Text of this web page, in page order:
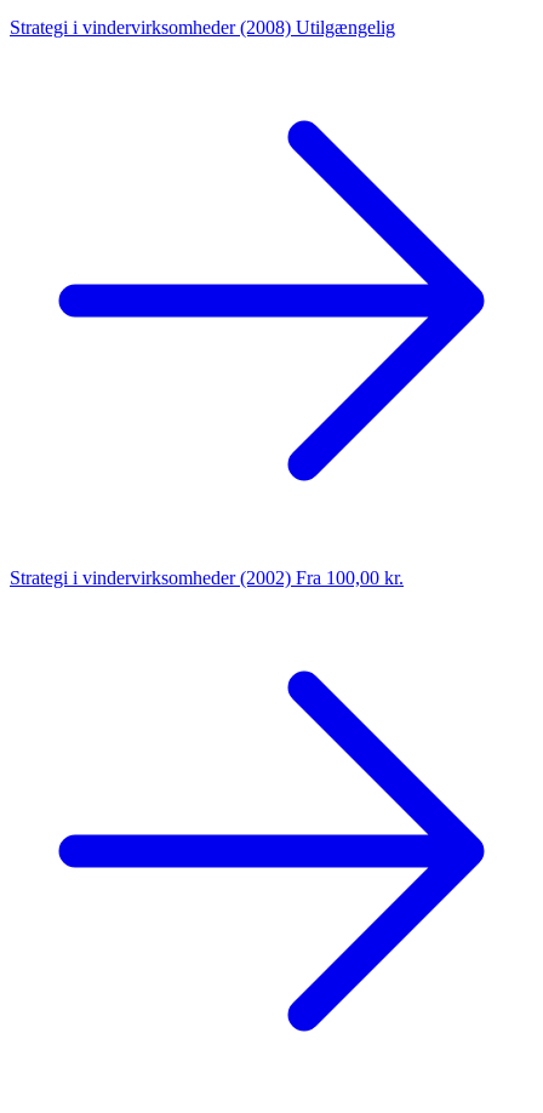
Strategi i vindervirksomheder (2008) Utilgængelig
Strategi i vindervirksomheder (2002) Fra 100,00 kr.